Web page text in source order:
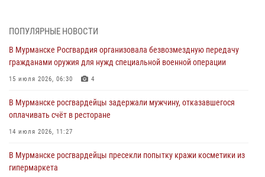
03 августа 2026, 12:23 4
Сотрудники вневедомственной охраны Росгвардии пресекли
хулиганские действия дебошира на автозаправочной станции
города Кандалакши
Сотрудники Росгвардии провели инструктаж по
антитеррористической защищенности для членов избирательных
31 июля 2026, 08:48 3
ПОПУЛЯРНЫЕ НОВОСТИ
В Мурманске Росгвардия организовала безвозмездную передачу
гражданами оружия для нужд специальной военной операции
15 июля 2026, 06:30 4
В Мурманске росгвардейцы задержали мужчину, отказавшегося
оплачивать счёт в ресторане
14 июля 2026, 11:27
В Мурманске росгвардейцы пресекли попытку кражи косметики из
гипермаркета